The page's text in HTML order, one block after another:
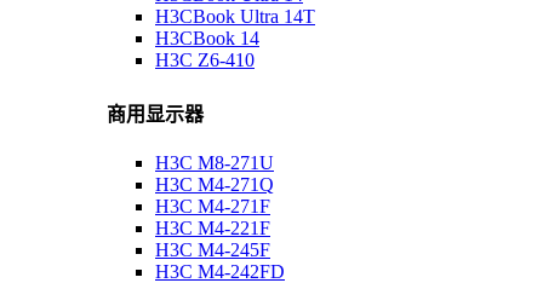
H3CBook Ultra 14T
H3CBook 14
H3C Z6-410
商用显示器
H3C M8-271U
H3C M4-271Q
H3C M4-271F
H3C M4-221F
H3C M4-245F
H3C M4-242FD